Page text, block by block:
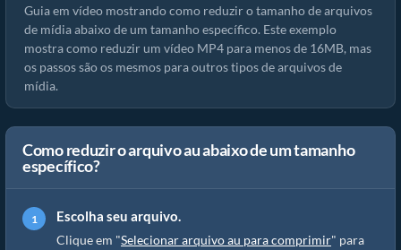
Guia em vídeo mostrando como reduzir o tamanho de arquivos
de mídia abaixo de um tamanho específico. Este exemplo
mostra como reduzir um vídeo MP4 para menos de 16MB, mas
os passos são os mesmos para outros tipos de arquivos de
mídia.
Como reduzir o arquivo au abaixo de um tamanho
específico?
Escolha seu arquivo.
Clique em "Selecionar arquivo au para comprimir" para